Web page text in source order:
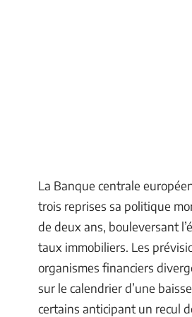
La Banque centrale
trois reprises sa politique
de deux ans, bouleversant
taux immobiliers. Les
organismes financiers
sur le calendrier d’une
certains anticipant un recul